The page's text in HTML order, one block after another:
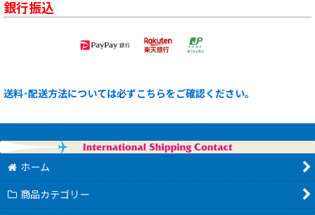
銀行振込
送料･配送方法については必ずこちらをご確認ください。
ホーム
商品カテゴリー